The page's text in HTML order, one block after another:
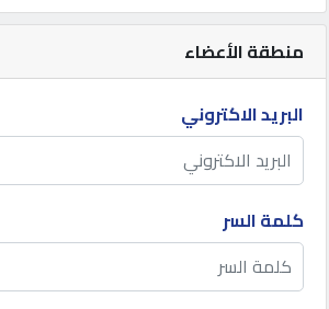
إعلانات
المنتدى
كيو
مزاد
كيو
منطقة الأعضاء
البريد الاكتروني
كلمة السر